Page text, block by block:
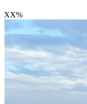
XX%